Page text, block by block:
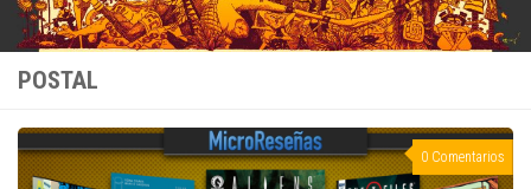
POSTAL
0 Comentarios